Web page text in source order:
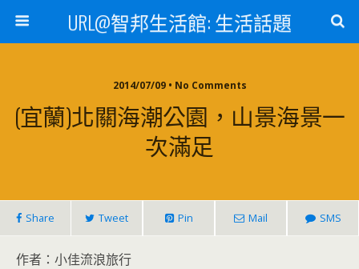
URL@智邦生活館: 生活話題
2014/07/09 • No Comments
(宜蘭)北關海潮公園，山景海景一
次滿足
Share Tweet Pin Mail SMS
作者：小佳流浪旅行